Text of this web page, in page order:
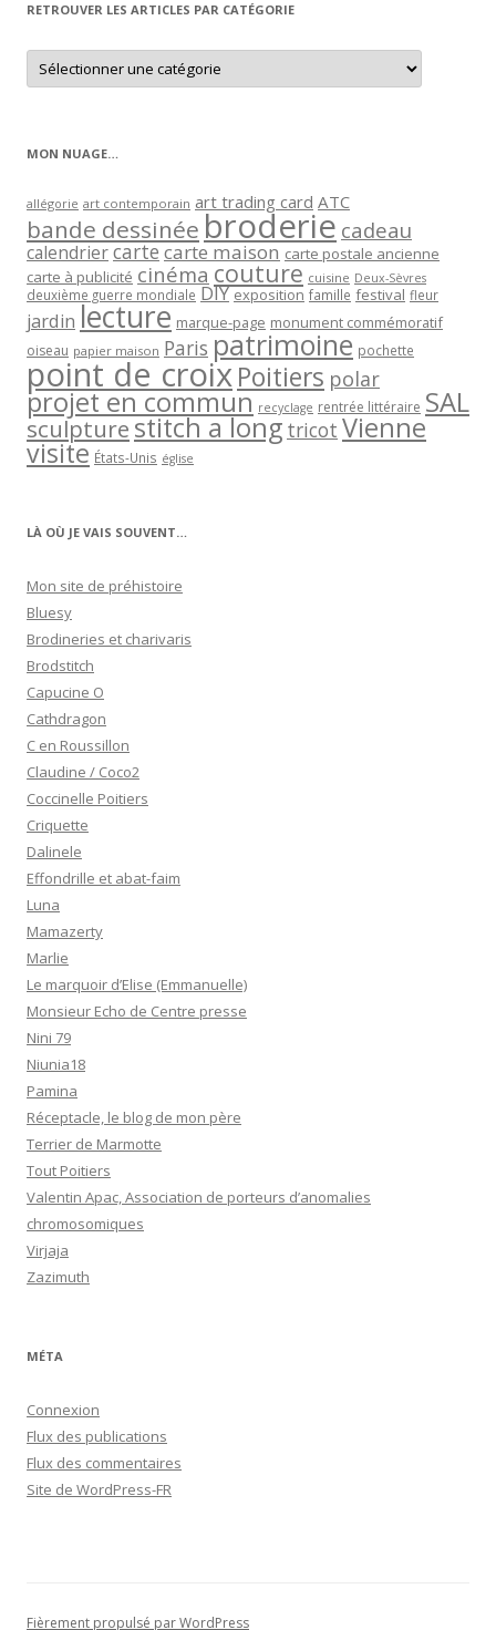
RETROUVER LES ARTICLES PAR CATÉGORIE
Retrouver
les
articles
MON NUAGE…
allégorie art contemporain art trading card ATC
bande dessinée broderie cadeau
calendriercartecarte maison carte postale ancienne
carte à publicité cinéma couture cuisine Deux-Sèvres
deuxième guerre mondiale DIY exposition famille festival fleur
jardin lecture marque-page monument commémoratif
oiseau papier maison Paris patrimoine pochette
point de croixPoitiers polar
projet en commun recyclage rentrée littéraire SAL
sculpturestitch a long tricot Vienne
visite États-Unis église
LÀ OÙ JE VAIS SOUVENT…
Mon site de préhistoire
Bluesy
Brodineries et charivaris
Brodstitch
Capucine O
Cathdragon
C en Roussillon
Claudine / Coco2
Coccinelle Poitiers
Criquette
Dalinele
Effondrille et abat-faim
Luna
Mamazerty
Marlie
Le marquoir d’Elise (Emmanuelle)
Monsieur Echo de Centre presse
Nini 79
Niunia18
Pamina
Réceptacle, le blog de mon père
Terrier de Marmotte
Tout Poitiers
Valentin Apac, Association de porteurs d’anomalies
chromosomiques
Virjaja
Zazimuth
MÉTA
Connexion
Flux des publications
Flux des commentaires
Site de WordPress-FR
Fièrement propulsé par WordPress